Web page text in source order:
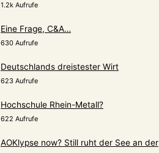
1.2k Aufrufe
Eine Frage, C&A…
630 Aufrufe
Deutschlands dreistester Wirt
623 Aufrufe
Hochschule Rhein-Metall?
622 Aufrufe
AOKlypse now? Still ruht der See an der